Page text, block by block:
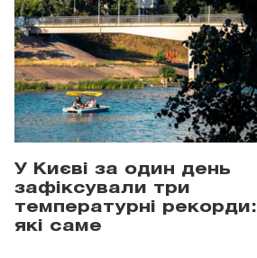
У Києві за один день
зафіксували три
температурні рекорди:
які саме